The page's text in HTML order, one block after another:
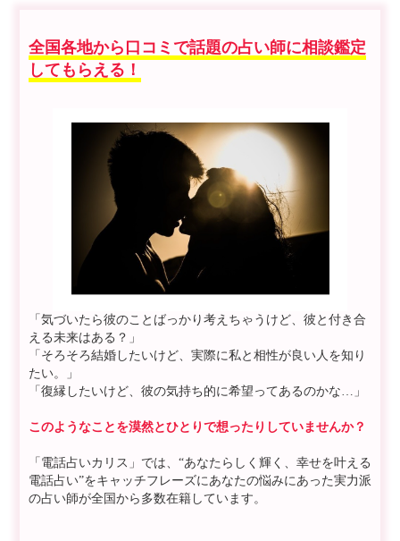
全国各地から口コミで話題の占い師に相談鑑定
してもらえる！
「気づいたら彼のことばっかり考えちゃうけど、彼と付き合
える未来はある？」
「そろそろ結婚したいけど、実際に私と相性が良い人を知り
たい。」
「復縁したいけど、彼の気持ち的に希望ってあるのかな…」
このようなことを漠然とひとりで想ったりしていませんか？
「電話占いカリス」では、“あなたらしく輝く、幸せを叶える
電話占い”をキャッチフレーズにあなたの悩みにあった実力派
の占い師が全国から多数在籍しています。